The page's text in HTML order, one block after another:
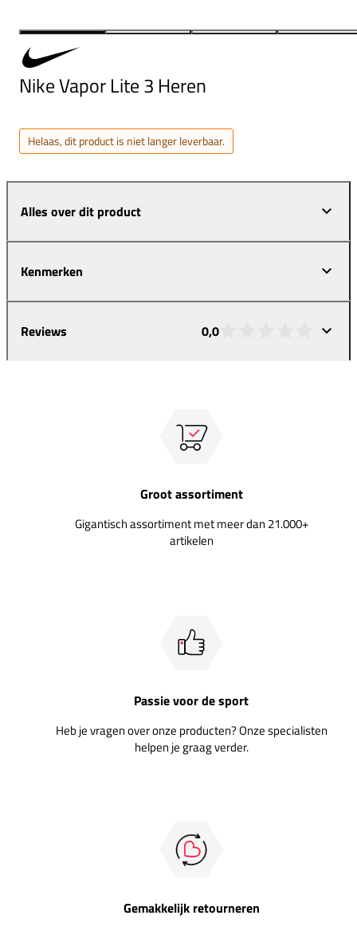
Nike Vapor Lite 3 Heren
Helaas, dit product is niet langer leverbaar.
Alles over dit product
Kenmerken
Reviews 0,0
Groot assortiment
Gigantisch assortiment met meer dan 21.000+
artikelen
Passie voor de sport
Heb je vragen over onze producten? Onze specialisten
helpen je graag verder.
Gemakkelijk retourneren